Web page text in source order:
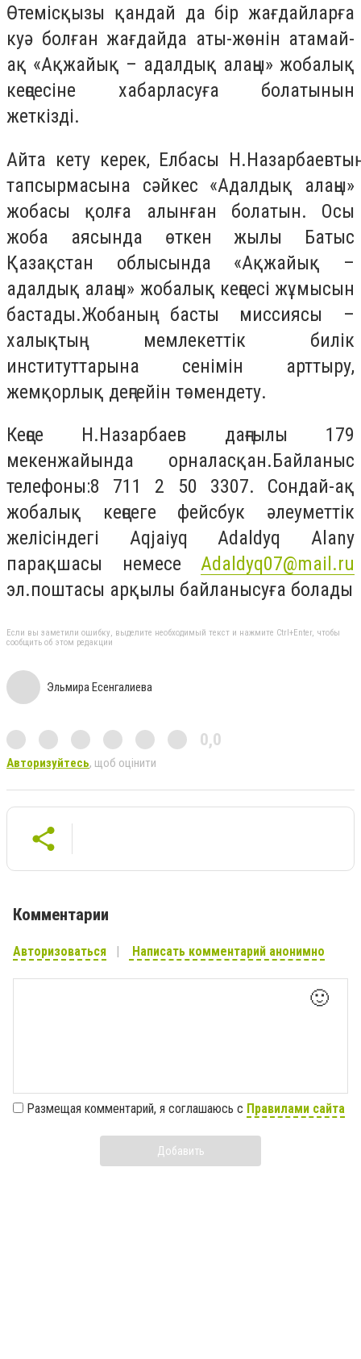
Өтемісқызы қандай да бір жағдайларға
куә болған жағдайда аты-жөнін атамай-
ақ «Ақжайық – адалдық алаңы» жобалық
кеңсесіне хабарласуға болатынын
жеткізді.
Айта кету керек, Елбасы Н.Назарбаевтың
тапсырмасына сәйкес «Адалдық алаңы»
жобасы қолға алынған болатын. Осы
жоба аясында өткен жылы Батыс
Қазақстан облысында «Ақжайық –
адалдық алаңы» жобалық кеңсесі жұмысын
бастады.Жобаның басты миссиясы –
халықтың мемлекеттік билік
институттарына сенімін арттыру,
жемқорлық деңгейін төмендету.
Кеңсе Н.Назарбаев даңғылы 179
мекенжайында орналасқан.Байланыс
телефоны:8 711 2 50 3307. Сондай-ақ
жобалық кеңсеге фейсбук әлеуметтік
желісіндегі Aqjaiyq Adaldyq Alany
парақшасы немесе Adaldyq07@mail.ru
эл.поштасы арқылы байланысуға болады
Если вы заметили ошибку, выделите необходимый текст и нажмите Ctrl+Enter, чтобы
сообщить об этом редакции
Эльмира Есенгалиева
0,0
Авторизуйтесь, щоб оцінити
Комментарии
Авторизоваться Написать комментарий анонимно
🙂
Размещая комментарий, я соглашаюсь с Правилами сайта
Добавить